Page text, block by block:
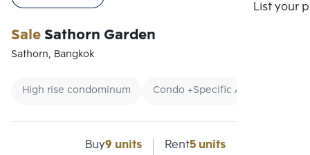
List your
SaleSathorn Garden
Sathorn, Bangkok
High rise condominum Condo +Specific Area
Buy9 units Rent5 units